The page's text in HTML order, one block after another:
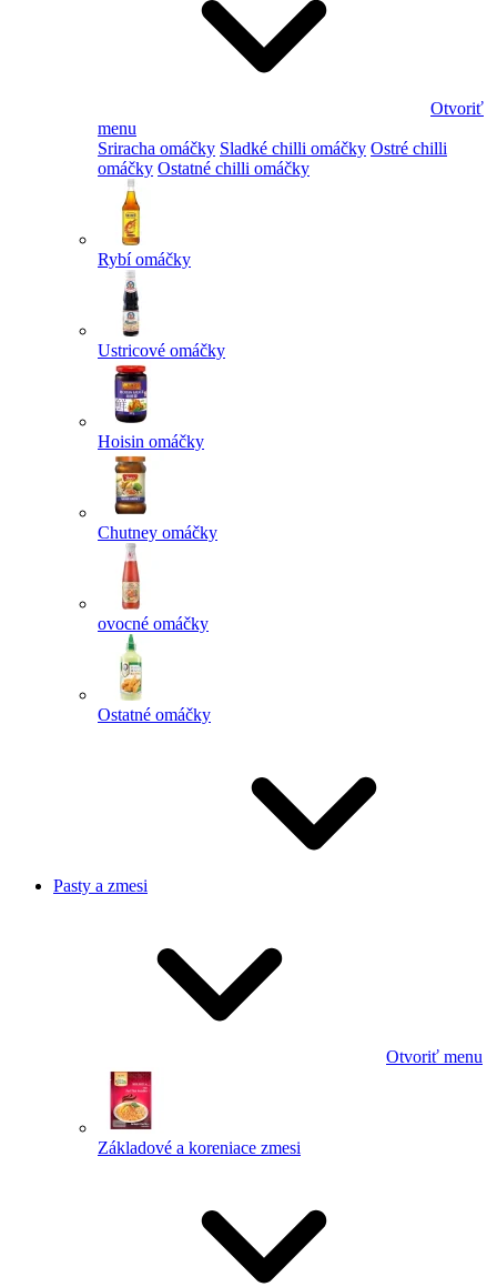
Otvoriť
menu
Sriracha omáčky Sladké chilli omáčky Ostré chilli
omáčky Ostatné chilli omáčky
Rybí omáčky
Ustricové omáčky
Hoisin omáčky
Chutney omáčky
ovocné omáčky
Ostatné omáčky
Pasty a zmesi
Otvoriť menu
Základové a koreniace zmesi